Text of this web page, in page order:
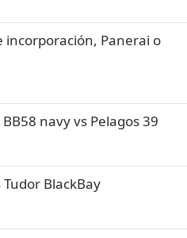
incorporación, Panerai o
navy vs Pelagos 39
Tudor BlackBay